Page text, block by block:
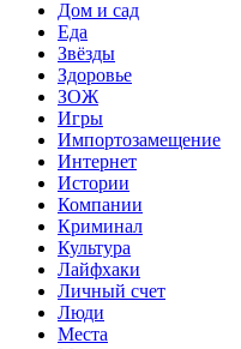
Дом и сад
Еда
Звёзды
Здоровье
ЗОЖ
Игры
Импортозамещение
Интернет
Истории
Компании
Криминал
Культура
Лайфхаки
Личный счет
Люди
Места